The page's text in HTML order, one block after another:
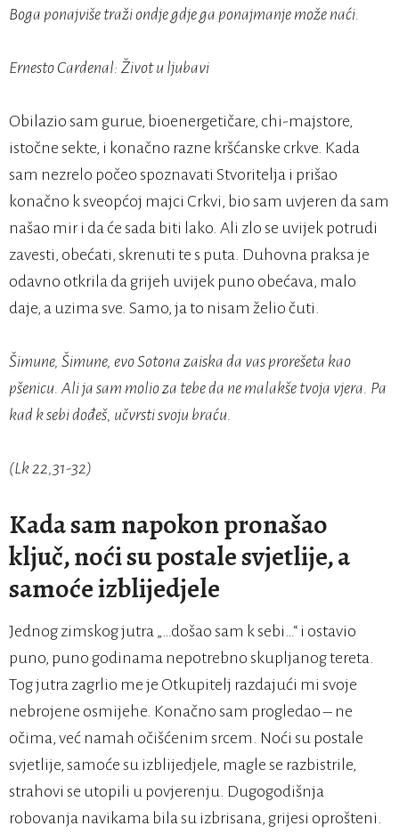
Boga ponajviše traži ondje gdje ga ponajmanje može naći.
Ernesto Cardenal: Život u ljubavi
Obilazio sam gurue, bioenergetičare, chi-majstore,
istočne sekte, i konačno razne kršćanske crkve. Kada
sam nezrelo počeo spoznavati Stvoritelja i prišao
konačno k sveopćoj majci Crkvi, bio sam uvjeren da sam
našao mir i da će sada biti lako. Ali zlo se uvijek potrudi
zavesti, obećati, skrenuti te s puta. Duhovna praksa je
odavno otkrila da grijeh uvijek puno obećava, malo
daje, a uzima sve. Samo, ja to nisam želio čuti.
Šimune, Šimune, evo Sotona zaiska da vas prorešeta kao
pšenicu. Ali ja sam molio za tebe da ne malakše tvoja vjera. Pa
kad k sebi dođeš, učvrsti svoju braću.
(Lk 22,31-32)
Kada sam napokon pronašao
ključ, noći su postale svjetlije, a
samoće izblijedjele
Jednog zimskog jutra „…došao sam k sebi…“ i ostavio
puno, puno godinama nepotrebno skupljanog tereta.
Tog jutra zagrlio me je Otkupitelj razdajući mi svoje
nebrojene osmijehe. Konačno sam progledao – ne
očima, već namah očišćenim srcem. Noći su postale
svjetlije, samoće su izblijedjele, magle se razbistrile,
strahovi se utopili u povjerenju. Dugogodišnja
robovanja navikama bila su izbrisana, grijesi oprošteni.